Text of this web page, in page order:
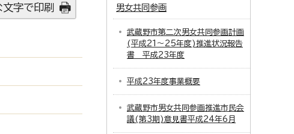
文字で印刷 男女共同参画
武蔵野市第二次男女共同参画計画
(平成21～25年度)推進状況報告
書 平成23年度
平成23年度事業概要
武蔵野市男女共同参画推進市民会
議(第3期)意見書平成24年6月